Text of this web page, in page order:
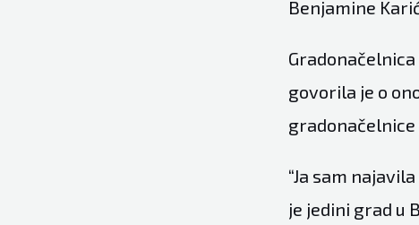
Benjamine
govorila je o
“Ja sam
je jedini grad u